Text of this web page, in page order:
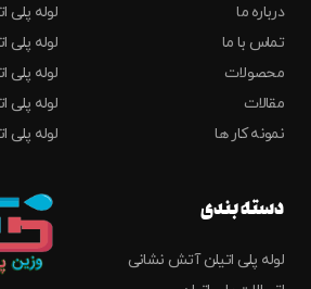
درباره ما
تماس با ما
محصولات
مقالات
نمونه کار ها
لوله پلی
لوله پلی
لوله پلی
لوله پلی
لوله پلی
دسته بندی
لوله پلی اتیلن آتش نشانی